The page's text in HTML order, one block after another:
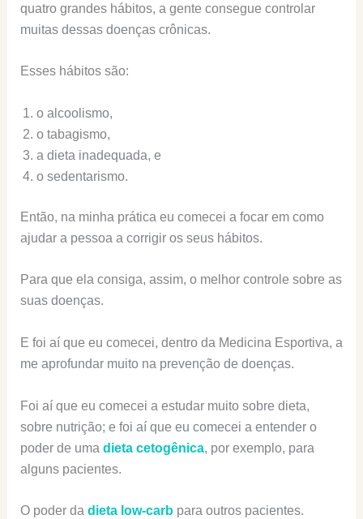
quatro grandes hábitos, a gente consegue controlar
muitas dessas doenças crônicas.
Esses hábitos são:
o alcoolismo,
o tabagismo,
a dieta inadequada, e
o sedentarismo.
Então, na minha prática eu comecei a focar em como
ajudar a pessoa a corrigir os seus hábitos.
Para que ela consiga, assim, o melhor controle sobre as
suas doenças.
E foi aí que eu comecei, dentro da Medicina Esportiva, a
me aprofundar muito na prevenção de doenças.
Foi aí que eu comecei a estudar muito sobre dieta,
sobre nutrição; e foi aí que eu comecei a entender o
poder de uma dieta cetogênica, por exemplo, para
alguns pacientes.
O poder da dieta low-carbpara outros pacientes.